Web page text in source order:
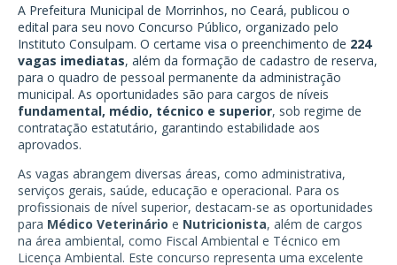
A Prefeitura Municipal de Morrinhos, no Ceará, publicou o
edital para seu novo Concurso Público, organizado pelo
Instituto Consulpam. O certame visa o preenchimento de 224
vagas imediatas, além da formação de cadastro de reserva,
para o quadro de pessoal permanente da administração
municipal. As oportunidades são para cargos de níveis
fundamental, médio, técnico e superior, sob regime de
contratação estatutário, garantindo estabilidade aos
aprovados.
As vagas abrangem diversas áreas, como administrativa,
serviços gerais, saúde, educação e operacional. Para os
profissionais de nível superior, destacam-se as oportunidades
para Médico Veterinário e Nutricionista, além de cargos
na área ambiental, como Fiscal Ambiental e Técnico em
Licença Ambiental. Este concurso representa uma excelente